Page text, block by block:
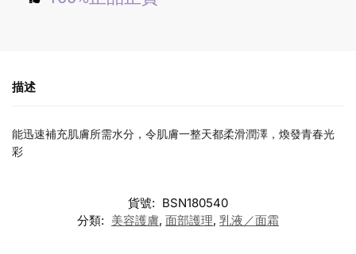
描述
能迅速補充肌膚所需水分，令肌膚一整天都柔滑潤澤，煥發青春光
彩
貨號: BSN180540
分類: 美容護膚, 面部護理, 乳液／面霜